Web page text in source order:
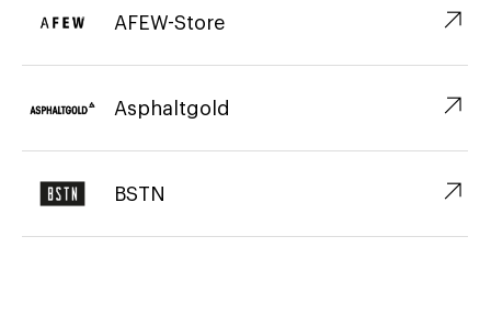
AFEW-Store ↗︎
Asphaltgold ↗︎
BSTN ↗︎